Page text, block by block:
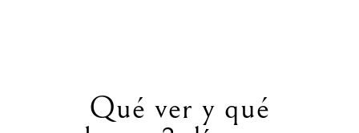
Qué ver y qué